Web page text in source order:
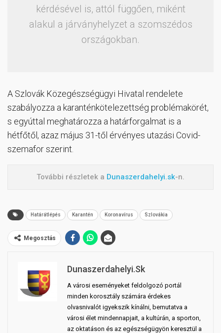
kérdésével is, attól függően, miként
alakul a járványhelyzet a szomszédos
országokban.
A Szlovák Közegészségügyi Hivatal rendelete
szabályozza a karanténkötelezettség problémakörét,
s egyúttal meghatározza a határforgalmat is a
hétfőtől, azaz május 31-től érvényes utazási Covid-
szemafor szerint.
További részletek a Dunaszerdahelyi.sk-n.
Határátlépés Karantén Koronavírus Szlovákia
Megosztás
Dunaszerdahelyi.sk
A városi eseményeket feldolgozó portál
minden korosztály számára érdekes
olvasnivalót igyekszik kínálni, bemutatva a
városi élet mindennapjait, a kultúrán, a sporton,
az oktatáson és az egészségügyön keresztül a